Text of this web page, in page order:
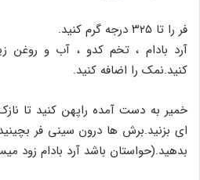
فر را تا ۳۲۵ درجه گرم کنید.
آرد بادام ، تخم کدو ، آب و روغن
کنید.نمک را اضافه کنید.
خمیر به دست آمده راپهن کنید تا
بدهید.(حواستان باشد آرد بادام زود